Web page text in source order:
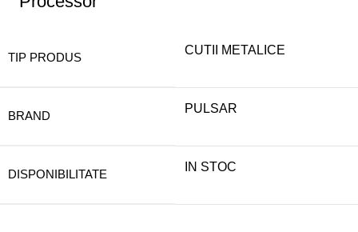
TIP PRODUS
CUTII METALICE
BRAND
PULSAR
DISPONIBILITATE
IN STOC